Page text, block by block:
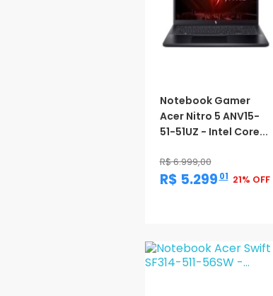
Notebook Gamer
Acer Nitro 5 ANV15-
51-51UZ - Intel Core...
R$ 6.999,00
R$ 5.299 ,01 21% OFF